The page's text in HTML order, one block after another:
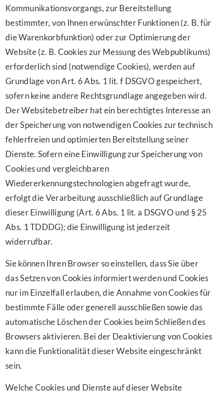
Kommunikationsvorgangs, zur Bereitstellung
bestimmter, von Ihnen erwünschter Funktionen (z. B. für
die Warenkorbfunktion) oder zur Optimierung der
Website (z. B. Cookies zur Messung des Webpublikums)
erforderlich sind (notwendige Cookies), werden auf
Grundlage von Art. 6 Abs. 1 lit. f DSGVO gespeichert,
sofern keine andere Rechtsgrundlage angegeben wird.
Der Websitebetreiber hat ein berechtigtes Interesse an
der Speicherung von notwendigen Cookies zur technisch
fehlerfreien und optimierten Bereitstellung seiner
Dienste. Sofern eine Einwilligung zur Speicherung von
Cookies und vergleichbaren
Wiedererkennungstechnologien abgefragt wurde,
erfolgt die Verarbeitung ausschließlich auf Grundlage
dieser Einwilligung (Art. 6 Abs. 1 lit. a DSGVO und § 25
Abs. 1 TDDDG); die Einwilligung ist jederzeit
widerrufbar.
Sie können Ihren Browser so einstellen, dass Sie über
das Setzen von Cookies informiert werden und Cookies
nur im Einzelfall erlauben, die Annahme von Cookies für
bestimmte Fälle oder generell ausschließen sowie das
automatische Löschen der Cookies beim Schließen des
Browsers aktivieren. Bei der Deaktivierung von Cookies
kann die Funktionalität dieser Website eingeschränkt
sein.
Welche Cookies und Dienste auf dieser Website